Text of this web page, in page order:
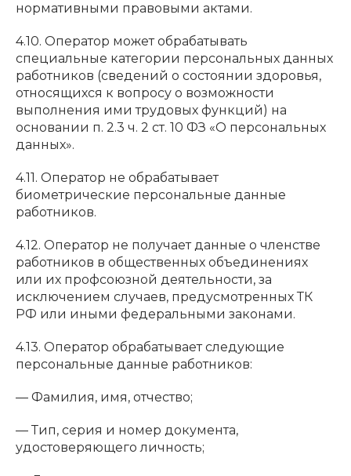
нормативными правовыми актами.
4.10. Оператор может обрабатывать
специальные категории персональных данных
работников (сведений о состоянии здоровья,
относящихся к вопросу о возможности
выполнения ими трудовых функций) на
основании п. 2.3 ч. 2 ст. 10 ФЗ «О персональных
данных».
4.11. Оператор не обрабатывает
биометрические персональные данные
работников.
4.12. Оператор не получает данные о членстве
работников в общественных объединениях
или их профсоюзной деятельности, за
исключением случаев, предусмотренных ТК
РФ или иными федеральными законами.
4.13. Оператор обрабатывает следующие
персональные данные работников:
— Фамилия, имя, отчество;
— Тип, серия и номер документа,
удостоверяющего личность;